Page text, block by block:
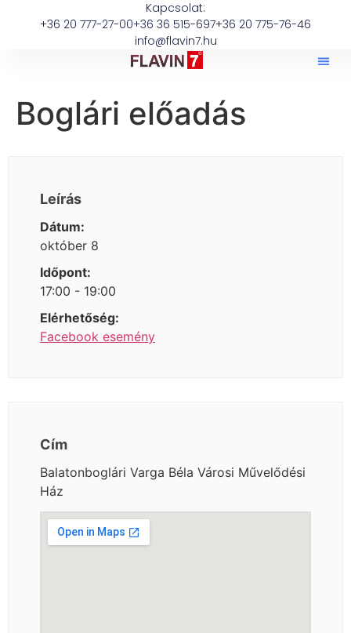
Kapcsolat:
+36 20 777-27-00+36 36 515-697+36 20 775-76-46
info@flavin7.hu
Boglári előadás
Leírás
Dátum:
október 8
Időpont:
17:00 - 19:00
Elérhetőség:
Facebook esemény
Cím
Balatonboglári Varga Béla Városi Művelődési
Ház